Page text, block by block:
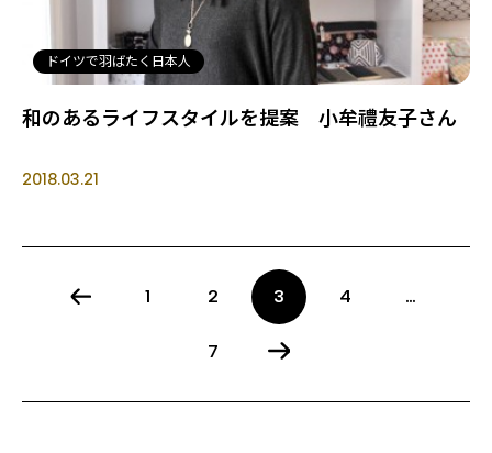
ドイツで羽ばたく日本人
和のあるライフスタイルを提案 小牟禮友子さん
2018.03.21
1 2 3 4 …
7